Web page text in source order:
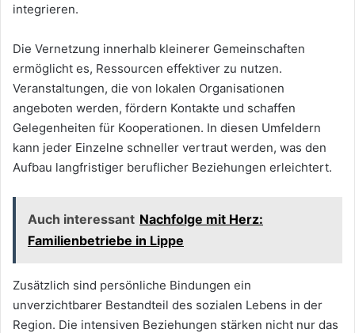
integrieren.
Die Vernetzung innerhalb kleinerer Gemeinschaften
ermöglicht es, Ressourcen effektiver zu nutzen.
Veranstaltungen, die von lokalen Organisationen
angeboten werden, fördern Kontakte und schaffen
Gelegenheiten für Kooperationen. In diesen Umfeldern
kann jeder Einzelne schneller vertraut werden, was den
Aufbau langfristiger beruflicher Beziehungen erleichtert.
Auch interessant Nachfolge mit Herz:
Familienbetriebe in Lippe
Zusätzlich sind persönliche Bindungen ein
unverzichtbarer Bestandteil des sozialen Lebens in der
Region. Die intensiven Beziehungen stärken nicht nur das